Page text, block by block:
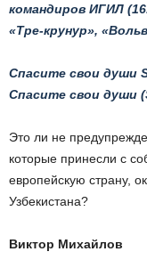
командиров ИГИЛ
«Тре-крунур»,
Спасите свои души
Спасите свои души
Это ли не
которые принесли с
европейскую страну,
Узбекистана?
Виктор Михайлов